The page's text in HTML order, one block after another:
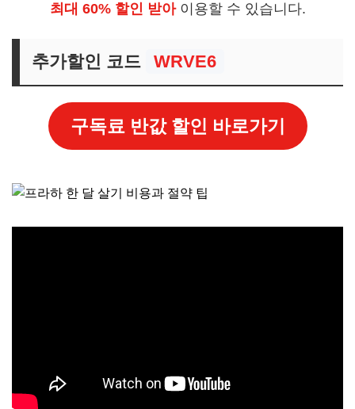
최대 60% 할인 받아이용할 수 있습니다.
추가할인 코드 WRVE6
구독료 반값 할인 바로가기